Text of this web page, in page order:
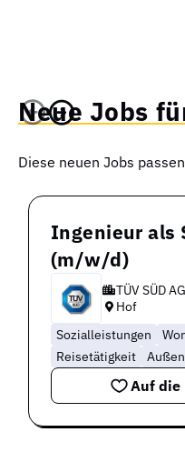
Neue Jobs
Diese neuen Jobs
Ingenieur als
(m/w/d)
TÜV SÜD AG
Hof
Sozialleistungen
Reisetätigkeit
Auf die